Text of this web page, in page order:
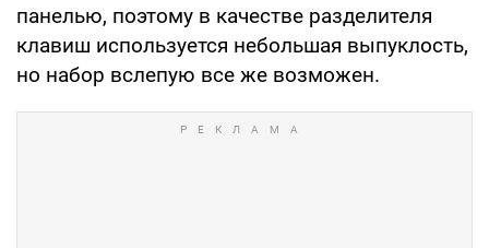
панелью, поэтому в качестве разделителя
клавиш используется небольшая выпуклость,
но набор вслепую все же возможен.